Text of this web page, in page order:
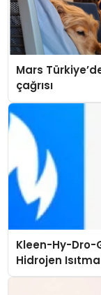
Mars
çağrısı
Kleen-Hy-Dro-
Hidrojen
Düzenleyici